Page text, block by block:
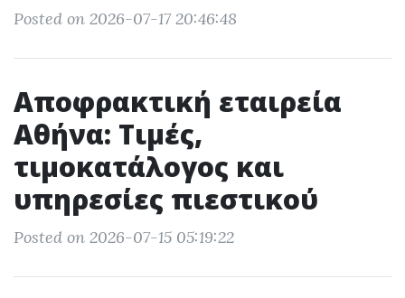
Posted on 2026-07-17 20:46:48
Αποφρακτική εταιρεία
Αθήνα: Τιμές,
τιμοκατάλογος και
υπηρεσίες πιεστικού
Posted on 2026-07-15 05:19:22